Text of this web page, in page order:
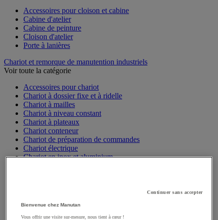
Accessoires pour cloison et cabine
Cabine d'atelier
Cabine de peinture
Cloison d'atelier
Porte à lanières
Chariot et remorque de manutention industriels
Voir toute la catégorie
Accessoires pour chariot
Chariot à dossier fixe et à ridelle
Chariot à mailles
Chariot à niveau constant
Chariot à plateaux
Chariot conteneur
Chariot de préparation de commandes
Chariot électrique
Chariot en inox et aluminium
Servante et desserte de manutention
Continuer sans accepter
Bienvenue chez Manutan
Vous offrir une visite sur-mesure, nous tient à cœur !